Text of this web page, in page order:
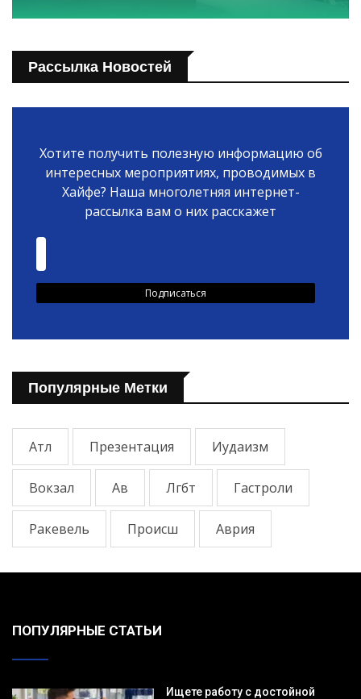
Рассылка Новостей
Хотите получить полезную информацию об
интересных мероприятиях, проводимых в
Хайфе? Наша многолетняя интернет-
рассылка вам о них расскажет
Популярные Метки
Атл Презентация Иудаизм
Вокзал Ав Лгбт Гастроли
Ракевель Происш Аврия
ПОПУЛЯРНЫЕ СТАТЬИ
Ищете работу с достойной